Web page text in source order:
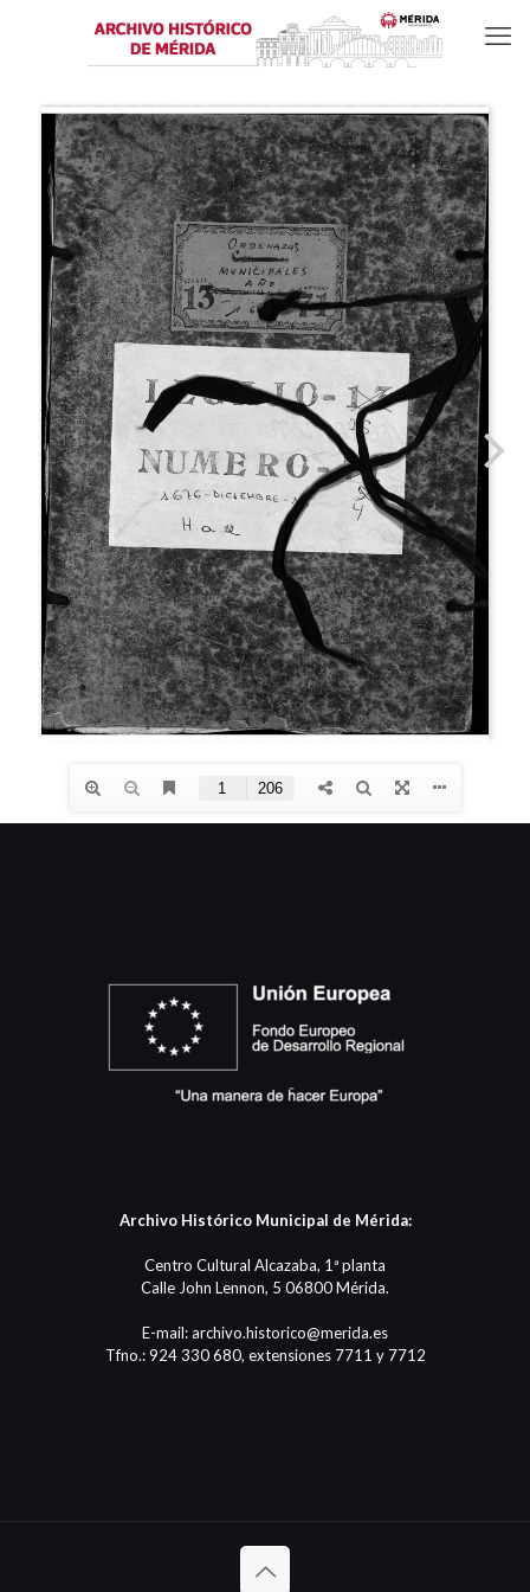
Archivo Histórico Municipal de Mérida:
Centro Cultural Alcazaba, 1ª planta
Calle John Lennon, 5 06800 Mérida.
E-mail: archivo.historico@merida.es
Tfno.: 924 330 680, extensiones 7711 y 7712